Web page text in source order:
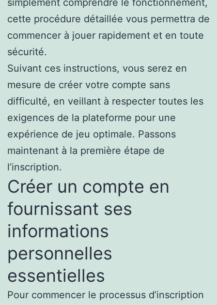
simplement comprendre le fonctionnement,
cette procédure détaillée vous permettra de
commencer à jouer rapidement et en toute
sécurité.
Suivant ces instructions, vous serez en
mesure de créer votre compte sans
difficulté, en veillant à respecter toutes les
exigences de la plateforme pour une
expérience de jeu optimale. Passons
maintenant à la première étape de
l’inscription.
Créer un compte en
fournissant ses
informations
personnelles
essentielles
Pour commencer le processus d’inscription